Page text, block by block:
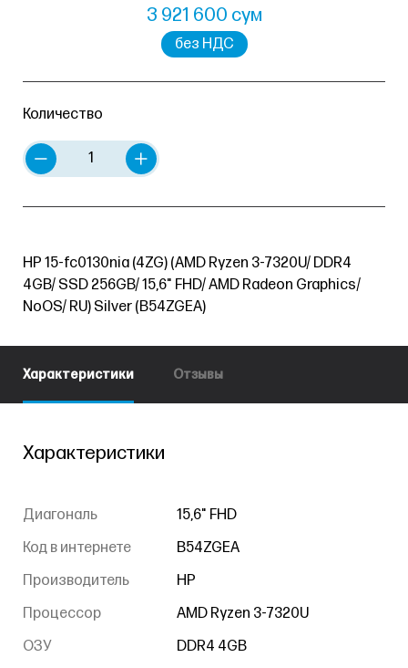
3 921 600 сум
без НДС
Количество
HP 15-fc0130nia (4ZG) (AMD Ryzen 3-7320U/ DDR4
4GB/ SSD 256GB/ 15,6" FHD/ AMD Radeon Graphics/
NoOS/ RU) Silver (B54ZGEA)
Характеристики Отзывы
Характеристики
Диагональ
15,6" FHD
Код в интернете
B54ZGEA
Производитель
HP
Процессор
AMD Ryzen 3-7320U
ОЗУ
DDR4 4GB